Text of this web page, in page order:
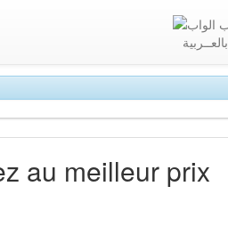
بالعــربية
au meilleur prix